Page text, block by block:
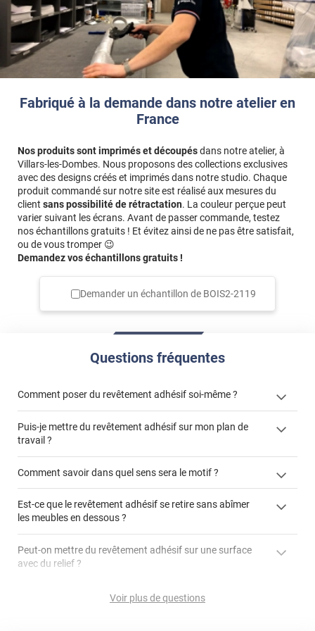
Fabriqué à la demande dans notre atelier en
France
Nos produits sont imprimés et découpésdans notre atelier, à
Villars-les-Dombes. Nous proposons des collections exclusives
avec des designs créés et imprimés dans notre studio. Chaque
produit commandé sur notre site est réalisé aux mesures du
client sans possibilité de rétractation. La couleur perçue peut
varier suivant les écrans. Avant de passer commande, testez
nos échantillons gratuits ! Et évitez ainsi de ne pas être satisfait,
ou de vous tromper 😉
Demandez vos échantillons gratuits !
Demander un échantillon de BOIS2-2119
Questions fréquentes
Comment poser du revêtement adhésif soi-même ?
« Comment poser un revêtement adhésif ? »
Puis-je mettre du revêtement adhésif sur mon plan de
travail ?
"Peut-on installer du
Comment savoir dans quel sens sera le motif ?
Est-ce que le revêtement adhésif se retire sans abîmer
les meubles en dessous ?
Peut-on mettre du revêtement adhésif sur une surface
avec du relief ?
Peut-on mettre du revêtement adhésif sur du carrelage
Voir plus de questions